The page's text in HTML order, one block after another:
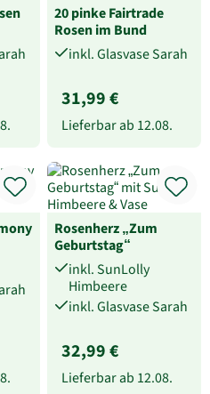
20 pinke Fairtrade
Rosen im Bund
inkl. Glasvase Sarah
31,99 €
Lieferbar ab 12.08.
Rosenherz „Zum
Geburtstag“
inkl. SunLolly
Himbeere
inkl. Glasvase Sarah
32,99 €
Lieferbar ab 12.08.